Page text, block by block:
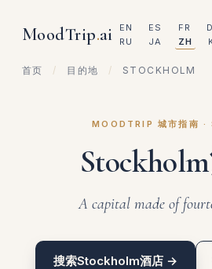
MoodTrip.ai EN ES FR
RU
JA ZH
首页 / 目的地 / STOCKHOLM
MOODTRIP 城市指南 ·
A capital made of
搜索Stockholm酒店 →